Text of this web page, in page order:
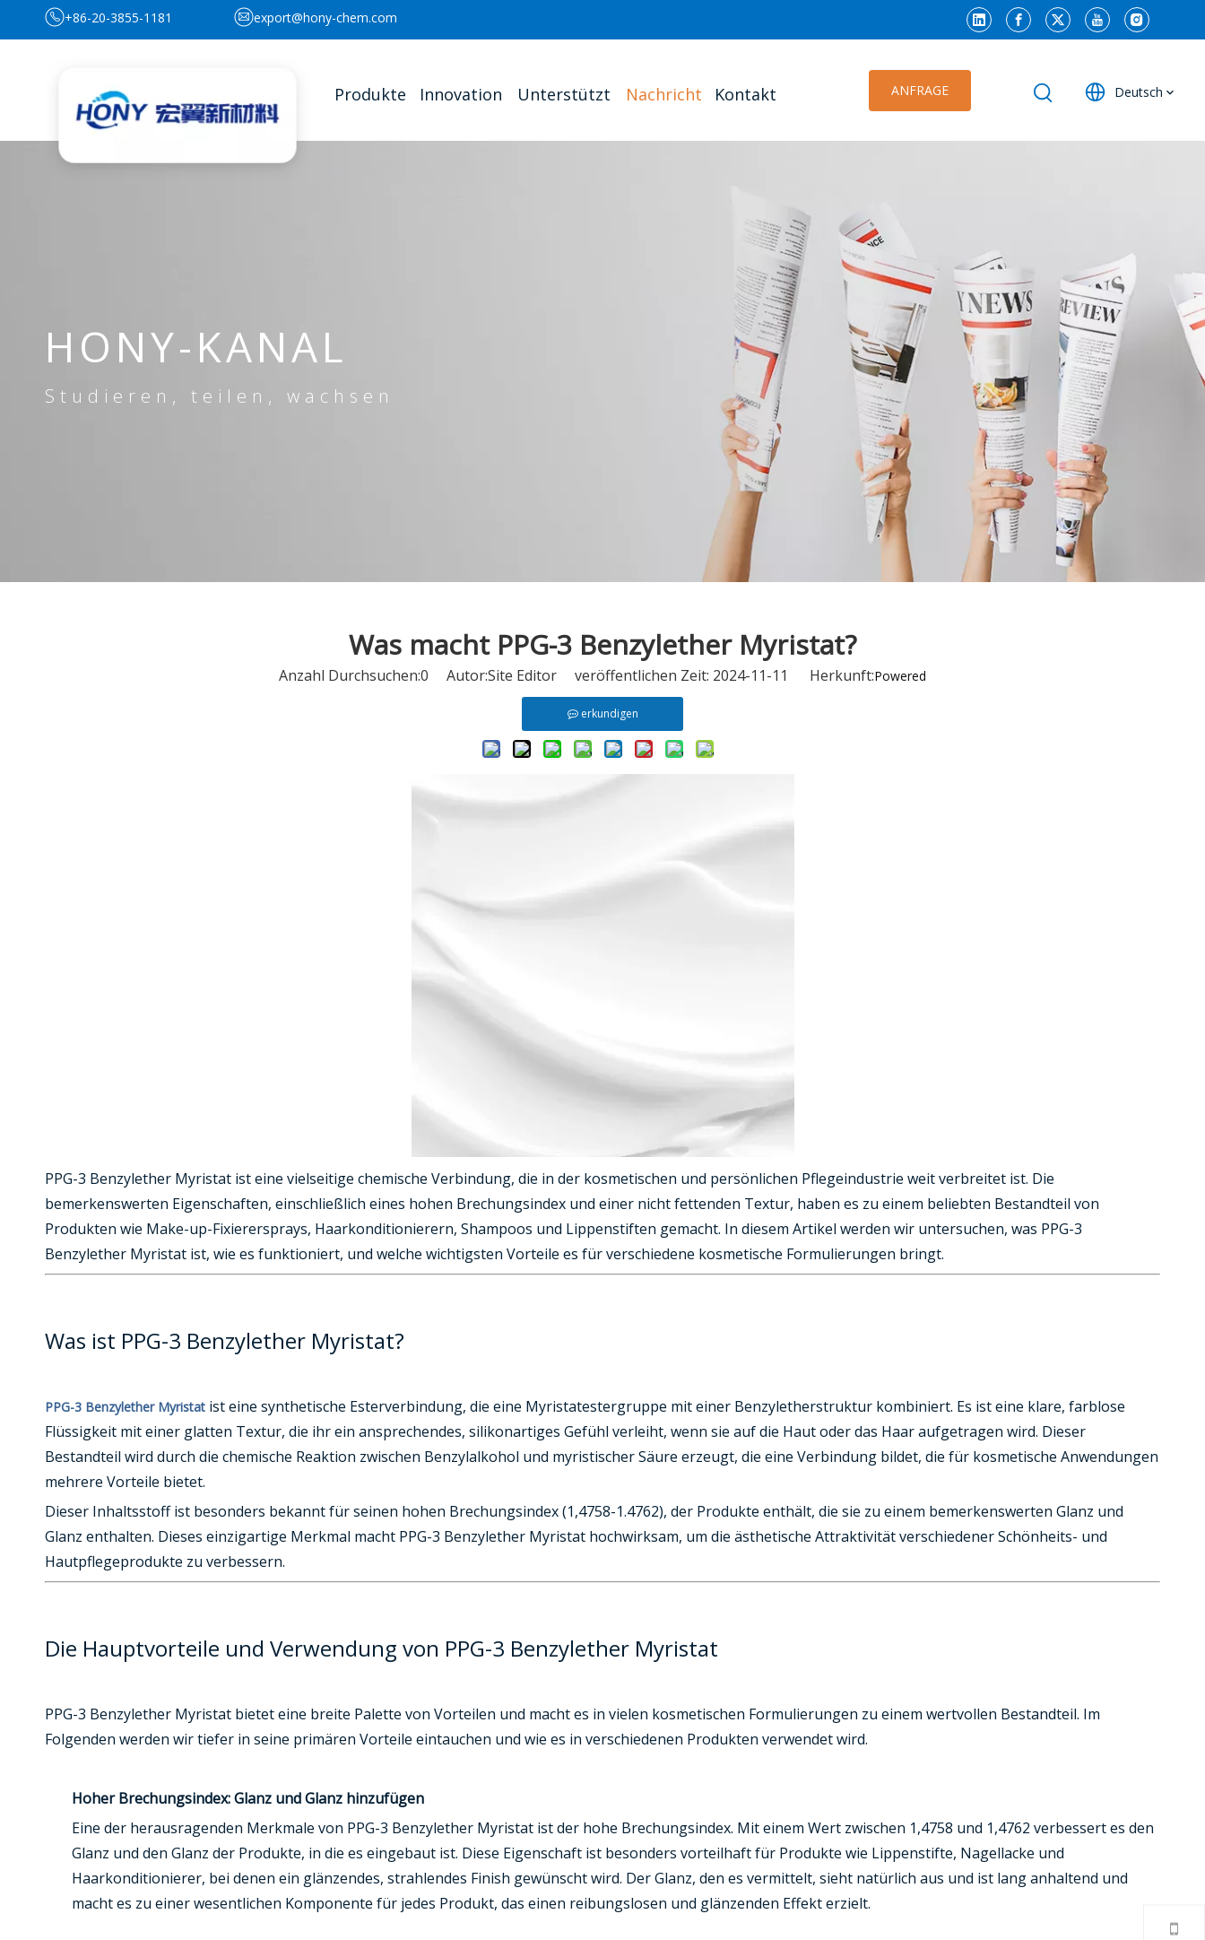
+86-20-3855-1181 export@hony-chem.com
Produkte Innovation Unterstützt Nachricht Kontakt ANFRAGE Deutsch
HONY-KANAL
Studieren, teilen, wachsen
Was macht PPG-3 Benzylether Myristat?
Anzahl Durchsuchen:0 Autor:Site Editor veröffentlichen Zeit: 2024-11-11 Herkunft:Powered
erkundigen
PPG-3 Benzylether Myristat ist eine vielseitige chemische Verbindung, die in der kosmetischen und persönlichen Pflegeindustrie weit verbreitet ist. Die
bemerkenswerten Eigenschaften, einschließlich eines hohen Brechungsindex und einer nicht fettenden Textur, haben es zu einem beliebten Bestandteil von
Produkten wie Make-up-Fixierersprays, Haarkonditionierern, Shampoos und Lippenstiften gemacht. In diesem Artikel werden wir untersuchen, was PPG-3
Benzylether Myristat ist, wie es funktioniert, und welche wichtigsten Vorteile es für verschiedene kosmetische Formulierungen bringt.
Was ist PPG-3 Benzylether Myristat?
PPG-3 Benzylether Myristat ist eine synthetische Esterverbindung, die eine Myristatestergruppe mit einer Benzyletherstruktur kombiniert. Es ist eine klare, farblose
Flüssigkeit mit einer glatten Textur, die ihr ein ansprechendes, silikonartiges Gefühl verleiht, wenn sie auf die Haut oder das Haar aufgetragen wird. Dieser
Bestandteil wird durch die chemische Reaktion zwischen Benzylalkohol und myristischer Säure erzeugt, die eine Verbindung bildet, die für kosmetische Anwendungen
mehrere Vorteile bietet.
Dieser Inhaltsstoff ist besonders bekannt für seinen hohen Brechungsindex (1,4758-1.4762), der Produkte enthält, die sie zu einem bemerkenswerten Glanz und
Glanz enthalten. Dieses einzigartige Merkmal macht PPG-3 Benzylether Myristat hochwirksam, um die ästhetische Attraktivität verschiedener Schönheits- und
Hautpflegeprodukte zu verbessern.
Die Hauptvorteile und Verwendung von PPG-3 Benzylether Myristat
PPG-3 Benzylether Myristat bietet eine breite Palette von Vorteilen und macht es in vielen kosmetischen Formulierungen zu einem wertvollen Bestandteil. Im
Folgenden werden wir tiefer in seine primären Vorteile eintauchen und wie es in verschiedenen Produkten verwendet wird.
Hoher Brechungsindex: Glanz und Glanz hinzufügen
Eine der herausragenden Merkmale von PPG-3 Benzylether Myristat ist der hohe Brechungsindex. Mit einem Wert zwischen 1,4758 und 1,4762 verbessert es den
Glanz und den Glanz der Produkte, in die es eingebaut ist. Diese Eigenschaft ist besonders vorteilhaft für Produkte wie Lippenstifte, Nagellacke und
Haarkonditionierer, bei denen ein glänzendes, strahlendes Finish gewünscht wird. Der Glanz, den es vermittelt, sieht natürlich aus und ist lang anhaltend und
macht es zu einer wesentlichen Komponente für jedes Produkt, das einen reibungslosen und glänzenden Effekt erzielt.